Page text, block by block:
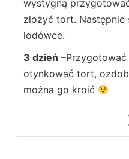
wystygną
złożyć tort.
lodówce.
3 dzień –Przygotować
otynkować tort,
można go kroić